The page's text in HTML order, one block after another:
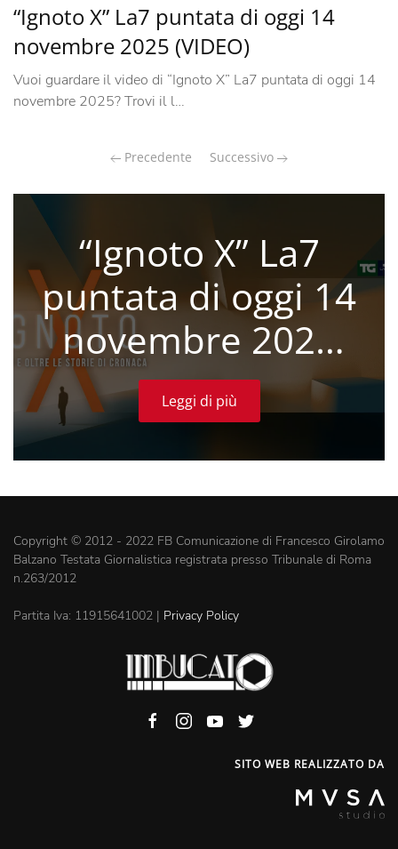
“Ignoto X” La7 puntata di oggi 14
novembre 2025 (VIDEO)
Vuoi guardare il video di “Ignoto X” La7 puntata di oggi 14
novembre 2025? Trovi il l…
Precedente Successivo
“Ignoto X” La7
puntata di oggi 14
novembre 2025
(VIDEO)
Leggi di più
Copyright © 2012 - 2022 FB Comunicazione di Francesco Girolamo
Balzano Testata Giornalistica registrata presso Tribunale di Roma
n.263/2012
Partita Iva: 11915641002 | Privacy Policy
SITO WEB REALIZZATO DA